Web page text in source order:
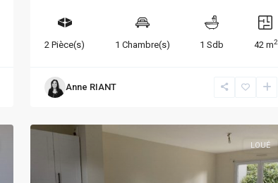
2 Pièce(s) 1 Chambre(s) 1 Sdb 42 m2
Anne RIANT
LOUÉ